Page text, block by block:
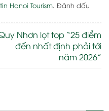
Hanoi Tourism. Đánh dấu
Nhơn lọt top “25 điểm
đến nhất định phải tới
năm 2026”